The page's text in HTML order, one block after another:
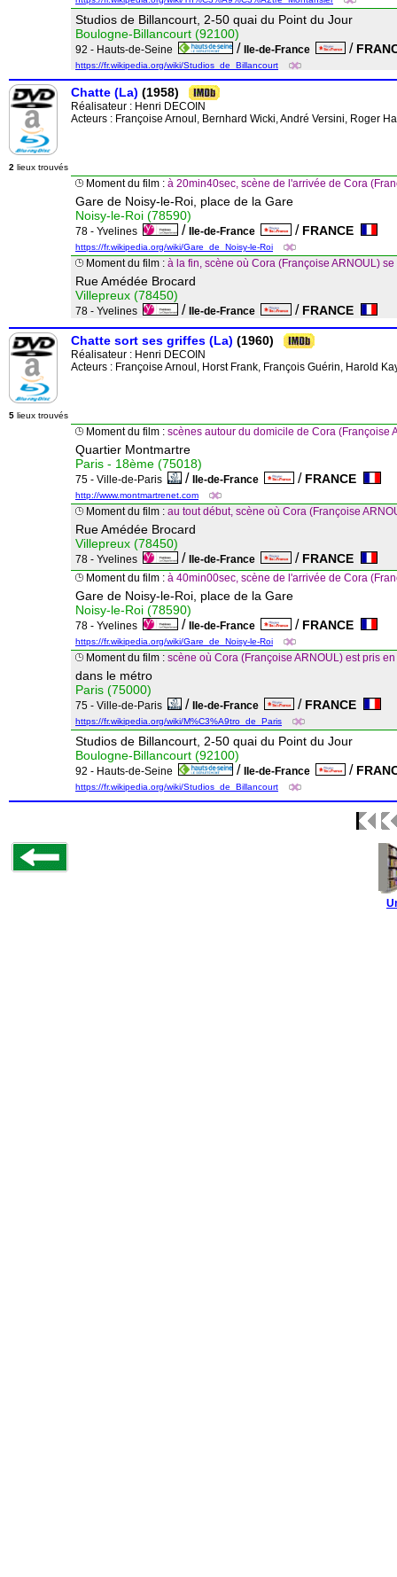
Studios de Billancourt, 2-50 quai du Point du Jour
Boulogne-Billancourt (92100)
92 - Hauts-de-Seine / Ile-de-France /
https://fr.wikipedia.org/wiki/Studios_de_Billancourt
Chatte (La) (1958)
Réalisateur : Henri DECOIN
Acteurs : Françoise Arnoul, Bernhard Wicki, André Versini, Roger
2 lieux trouvés
Moment du film : à 20min40sec, scène de l'arrivée de Cora
Gare de Noisy-le-Roi, place de la Gare
Noisy-le-Roi (78590)
78 - Yvelines / Ile-de-France / FRANCE
https://fr.wikipedia.org/wiki/Gare_de_Noisy-le-Roi
Moment du film : à la fin, scène où Cora (Françoise ARNOUL)
Rue Amédée Brocard
Villepreux (78450)
78 - Yvelines / Ile-de-France / FRANCE
Chatte sort ses griffes (La) (1960)
Réalisateur : Henri DECOIN
Acteurs : Françoise Arnoul, Horst Frank, François Guérin, Harold
5 lieux trouvés
Moment du film : scènes autour du domicile de Cora (Françoise
Quartier Montmartre
Paris - 18ème (75018)
75 - Ville-de-Paris / Ile-de-France / FRANCE
http://www.montmartrenet.com
Moment du film : au tout début, scène où Cora (Françoise
Rue Amédée Brocard
Villepreux (78450)
78 - Yvelines / Ile-de-France / FRANCE
Moment du film : à 40min00sec, scène de l'arrivée de Cora
Gare de Noisy-le-Roi, place de la Gare
Noisy-le-Roi (78590)
78 - Yvelines / Ile-de-France / FRANCE
https://fr.wikipedia.org/wiki/Gare_de_Noisy-le-Roi
Moment du film : scène où Cora (Françoise ARNOUL) est pris
dans le métro
Paris (75000)
75 - Ville-de-Paris / Ile-de-France / FRANCE
https://fr.wikipedia.org/wiki/M%C3%A9tro_de_Paris
Studios de Billancourt, 2-50 quai du Point du Jour
Boulogne-Billancourt (92100)
92 - Hauts-de-Seine / Ile-de-France /
https://fr.wikipedia.org/wiki/Studios_de_Billancourt